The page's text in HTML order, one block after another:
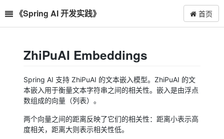
《Spring AI 开发实践》 首页
ZhiPuAI Embeddings
Spring AI 支持 ZhiPuAI 的文本嵌入模型。ZhiPuAI 的文
本嵌入用于衡量文本字符串之间的相关性。嵌入是由浮点
数组成的向量（列表）。
两个向量之间的距离反映了它们的相关性：距离小表示高
度相关，距离大则表示相关性低。